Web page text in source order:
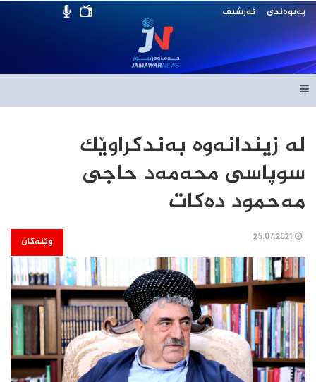
پەیوەندی ئەرشیف
له‌ زیندانه‌وه‌ به‌ندكراوێك
سوپاسی محه‌مه‌د حاجی
مه‌حمود ده‌كات
وێنەکان